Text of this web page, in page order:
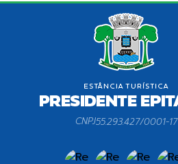
CNPJ55.293.427/0001-17